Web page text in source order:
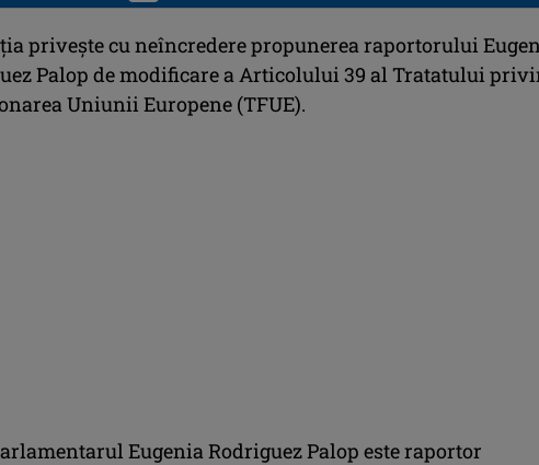
priveşte cu neîncredere propunerea raportorului
Palop de modificare a Articolului 39 al Tratatului
Uniunii Europene (TFUE).
Eugenia Rodriguez Palop este raportor